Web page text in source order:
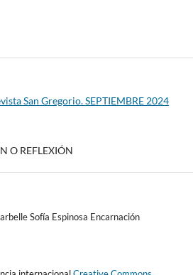
San Gregorio. SEPTIEMBRE 2024
O REFLEXIÓN
Sofía Espinosa Encarnación